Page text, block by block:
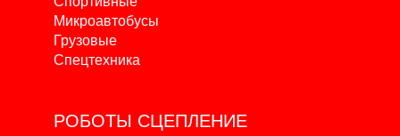
Микроавтобусы
Грузовые
Спецтехника
РОБОТЫ СЦЕПЛЕНИЕ